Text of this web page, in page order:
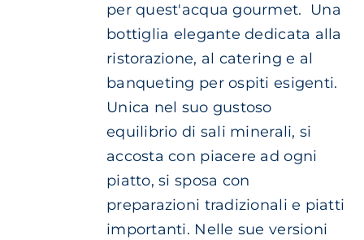
PRODOTTO
per quest'acqua gourmet.
Una
bottiglia elegante dedicata alla
ristorazione, al catering e al
banqueting per ospiti esigenti.
Unica nel suo gustoso
equilibrio di sali minerali, si
accosta con piacere ad ogni
piatto, si sposa con
preparazioni tradizionali e piatti
importanti. Nelle sue versioni